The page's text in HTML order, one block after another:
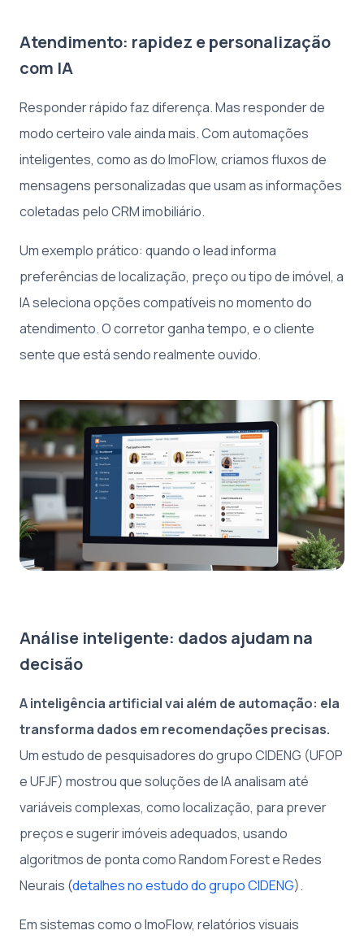
Atendimento: rapidez e personalização
com IA
Responder rápido faz diferença. Mas responder de
modo certeiro vale ainda mais. Com automações
inteligentes, como as do ImoFlow, criamos fluxos de
mensagens personalizadas que usam as informações
coletadas pelo CRM imobiliário.
Um exemplo prático: quando o lead informa
preferências de localização, preço ou tipo de imóvel, a
IA seleciona opções compatíveis no momento do
atendimento. O corretor ganha tempo, e o cliente
sente que está sendo realmente ouvido.
Análise inteligente: dados ajudam na
decisão
A inteligência artificial vai além de automação: ela
transforma dados em recomendações precisas.
Um estudo de pesquisadores do grupo CIDENG (UFOP
e UFJF) mostrou que soluções de IA analisam até
variáveis complexas, como localização, para prever
preços e sugerir imóveis adequados, usando
algoritmos de ponta como Random Forest e Redes
Neurais (detalhes no estudo do grupo CIDENG).
Em sistemas como o ImoFlow, relatórios visuais